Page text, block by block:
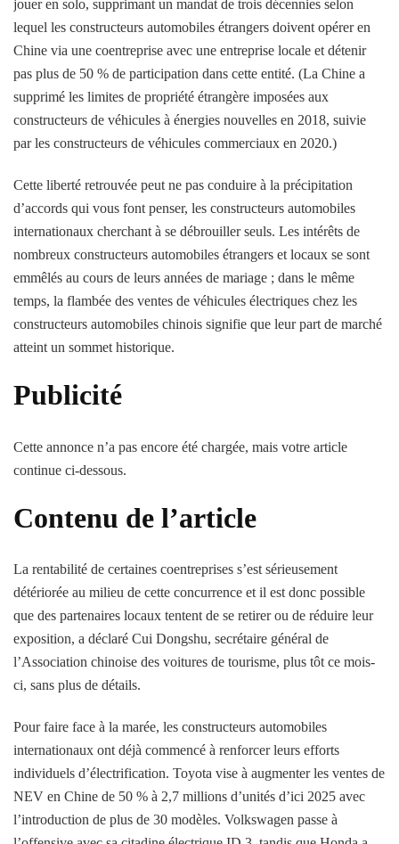
jouer en solo, supprimant un mandat de trois décennies selon
lequel les constructeurs automobiles étrangers doivent opérer en
Chine via une coentreprise avec une entreprise locale et détenir
pas plus de 50 % de participation dans cette entité. (La Chine a
supprimé les limites de propriété étrangère imposées aux
constructeurs de véhicules à énergies nouvelles en 2018, suivie
par les constructeurs de véhicules commerciaux en 2020.)
Cette liberté retrouvée peut ne pas conduire à la précipitation
d’accords qui vous font penser, les constructeurs automobiles
internationaux cherchant à se débrouiller seuls. Les intérêts de
nombreux constructeurs automobiles étrangers et locaux se sont
emmêlés au cours de leurs années de mariage ; dans le même
temps, la flambée des ventes de véhicules électriques chez les
constructeurs automobiles chinois signifie que leur part de marché
atteint un sommet historique.
Publicité
Cette annonce n’a pas encore été chargée, mais votre article
continue ci-dessous.
Contenu de l’article
La rentabilité de certaines coentreprises s’est sérieusement
détériorée au milieu de cette concurrence et il est donc possible
que des partenaires locaux tentent de se retirer ou de réduire leur
exposition, a déclaré Cui Dongshu, secrétaire général de
l’Association chinoise des voitures de tourisme, plus tôt ce mois-
ci, sans plus de détails.
Pour faire face à la marée, les constructeurs automobiles
internationaux ont déjà commencé à renforcer leurs efforts
individuels d’électrification. Toyota vise à augmenter les ventes de
NEV en Chine de 50 % à 2,7 millions d’unités d’ici 2025 avec
l’introduction de plus de 30 modèles. Volkswagen passe à